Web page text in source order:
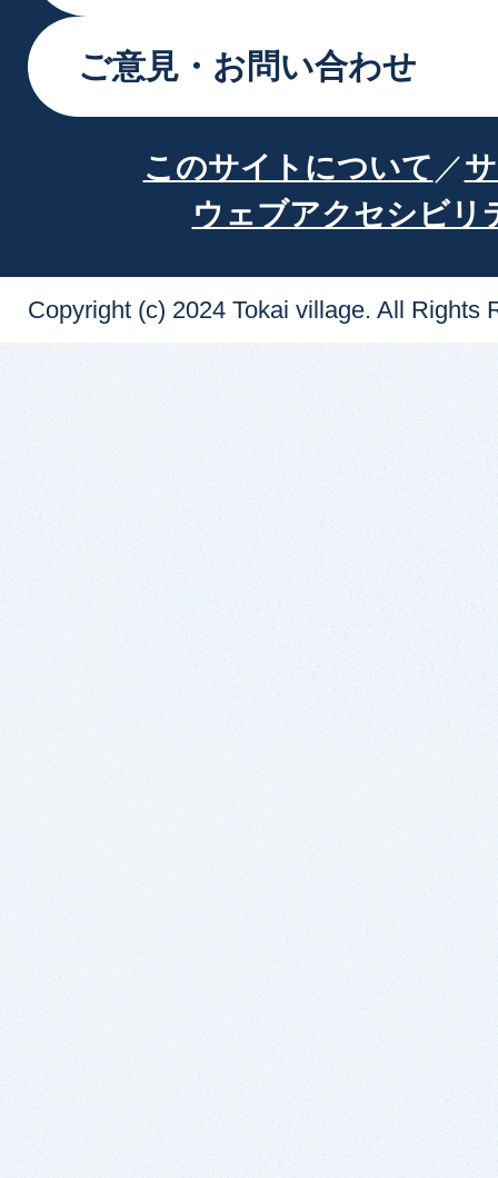
ご意見・お問い合わせ
このサイトについて
ウェブアクセシビリ
Copyright (c) 2024 Tokai village. All Rights